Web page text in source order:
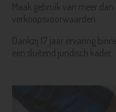
Maak gebruik van meer
verkoopsvoorwaarden.
Dankzij 17 jaar ervaring
een sluitend juridisch kader.